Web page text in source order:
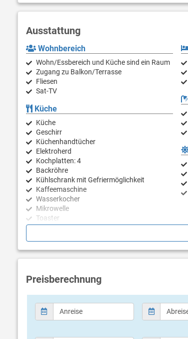
Ausstattung
Wohnbereich
Wohn/Essbereich und Küche sind ein Raum
Zugang zu Balkon/Terrasse
Fliesen
Sat-TV
Küche
Küche
Geschirr
Küchenhandtücher
Elektroherd
Kochplatten: 4
Backröhre
Kühlschrank mit Gefriermöglichkeit
Kaffeemaschine
Wasserkocher
Mikrowelle
Toaster
Geschirrspülmaschine
Preisberechnung